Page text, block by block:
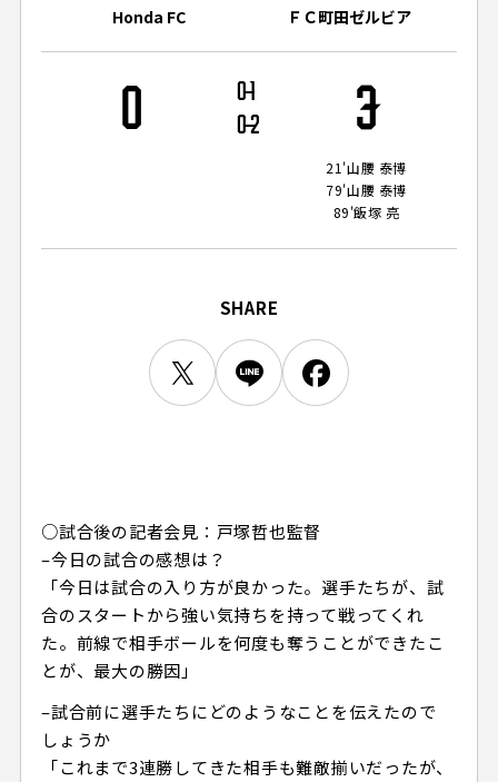
スタジアムマップ
シーズンシート
ＦＣ町田ゼルビアをサポート
トレーニングの見学・ファンサービス
三輪緑山ベースご利用案内
オンラインストア
ホームタウントップ
ゼル塾
ＦＣ町田ゼルビアアカデミー
ゼルビアフットサルパーク
パートナートップ
Honda FC ＦＣ町田ゼルビア
0 01
02 3
21'山腰 泰博
79'山腰 泰博
89'飯塚 亮
SHARE
○試合後の記者会見：戸塚哲也監督
–今日の試合の感想は？
「今日は試合の入り方が良かった。選手たちが、試
合のスタートから強い気持ちを持って戦ってくれ
た。前線で相手ボールを何度も奪うことができたこ
とが、最大の勝因」
–試合前に選手たちにどのようなことを伝えたので
しょうか
「これまで3連勝してきた相手も難敵揃いだったが、